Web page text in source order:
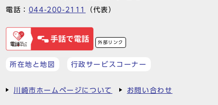
電話： 044-200-2111 （代表）
外部リンク
所在地と地図 行政サービスコーナー
川崎市ホームページについて お問い合わせ